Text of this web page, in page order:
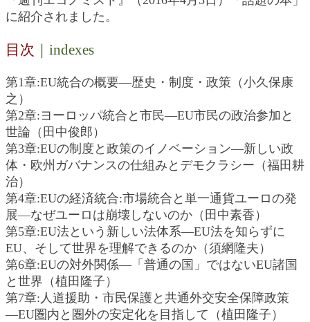
に紹介されました。
目次 ｜indexes
第1章:EU統合の概要―歴史・制度・政策（小久保康
之）
第2章:ヨーロッパ統合と市民―EU市民の政治参加と
世論（田中俊郎）
第3章:EUの制度と政策のイノベーション―新しい政
体・欧州ガバナンスの仕組みとデモクラシー（福田耕
治）
第4章:EUの経済統合:市場統合と単一通貨ユーロの発
展―なぜユーロは崩壊しないのか（田中素香）
第5章:EU法という新しい法体系―EU法を知らずに
EU、そして世界を理解できるのか（須網隆夫）
第6章:EUの対外関係―「普通の国」ではないEU諸国
と世界（植田隆子）
第7章:人道援助・市民保護と共通外交安全保障政策
―EU圏内と圏外の安定化を目指して（植田隆子）